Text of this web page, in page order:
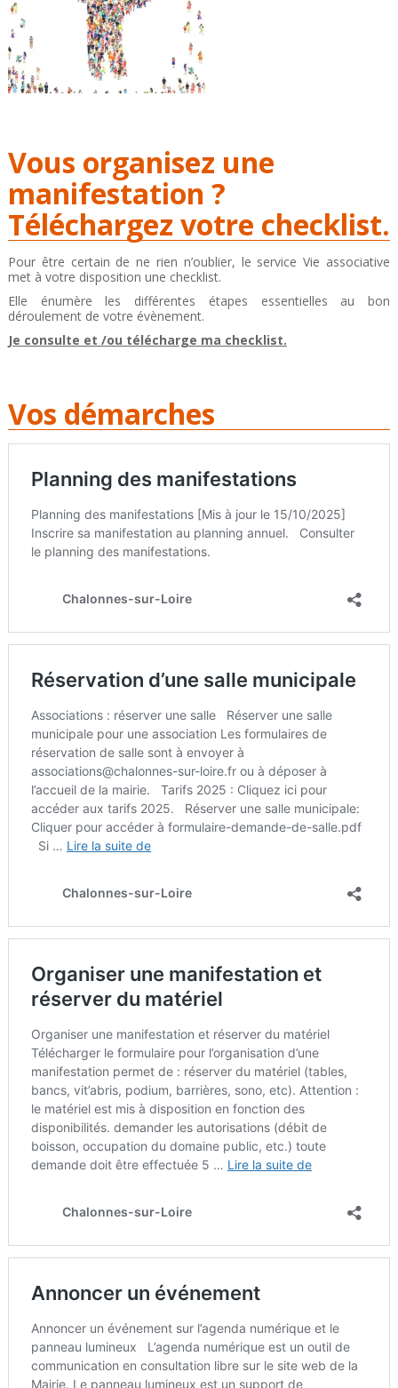
Vous organisez une
manifestation ?
Téléchargez votre checklist.
Pour être certain de ne rien n’oublier, le service Vie associative
met à votre disposition une checklist.
Elle énumère les différentes étapes essentielles au bon
déroulement de votre évènement.
Je consulte et /ou télécharge ma checklist.
Vos démarches